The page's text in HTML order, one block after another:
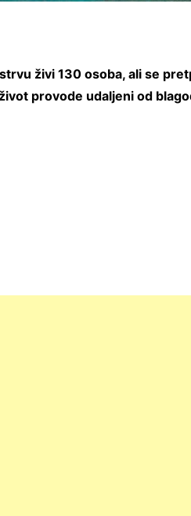
živi 130 osoba, ali se
provode udaljeni od